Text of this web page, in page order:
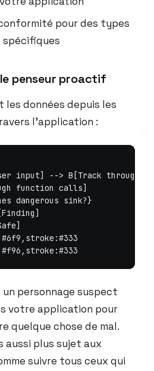
pour des types
penseur proactif
les données depuis les
l’application :
input] --> B[Track through
function calls]
dangerous sink?}
un personnage suspect
votre application pour
quelque chose de mal.
aussi plus sujet aux
suivre tous ceux qui